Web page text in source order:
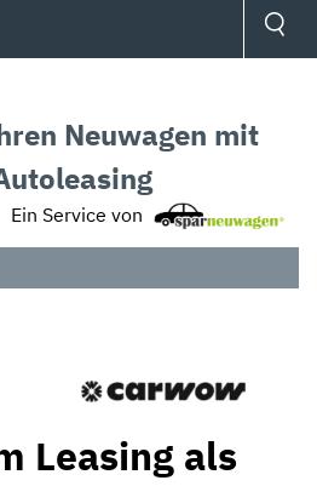
Neuwagen mit
Ein Service von
Leasing als